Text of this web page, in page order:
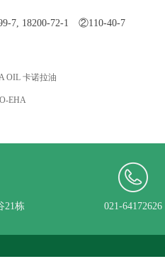
OIL 卡诺拉油
EHA
7, 18200-72-1 ②110-40-7
21栋 021-64172626